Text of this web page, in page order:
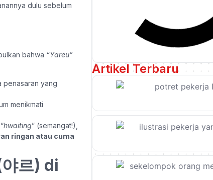
dulu sebelum
bahwa “Yareu”
penasaran yang
menikmati
hwaiting” (semangat!),
ringan atau cuma
르) di
Artikel Terbaru